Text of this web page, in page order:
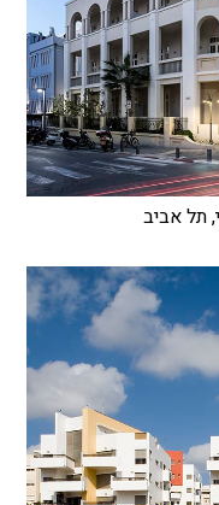
תל אביב